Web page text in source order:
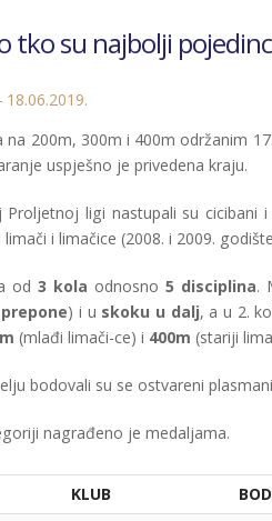
tko su najbolji
18.06.2019.
na 200m, 300m i 400m održanim
uspješno je privedena kraju.
ligi nastupali su cicibani
i limačice (2008. i 2009.
od3 kola odnosno5 disciplina.
) i u skoku u dalj, a u 2.
(mlađi limači-ce) i 400m (stariji
bodovali su se ostvareni
nagrađeno je medaljama.
KLUB